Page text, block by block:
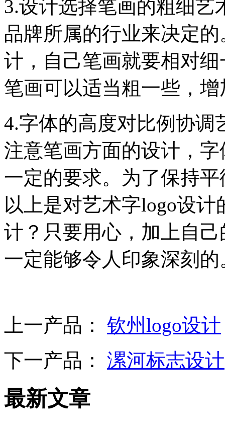
3.设计选择笔画的粗细艺
品牌所属的行业来决定
计，自己笔画就要相对
笔画可以适当粗一些，
4.字体的高度对比例协调
注意笔画方面的设计，
一定的要求。为了保持
以上是对艺术字logo设
计？只要用心，加上自
一定能够令人印象深刻的
上一产品： 钦州logo设计
下一产品： 漯河标志设计
最新文章